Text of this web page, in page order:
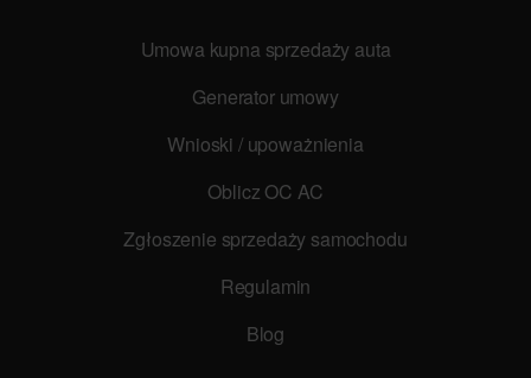
Umowa kupna sprzedaży auta
Generator umowy
Wnioski / upoważnienia
Oblicz OC AC
Zgłoszenie sprzedaży samochodu
Regulamin
Blog